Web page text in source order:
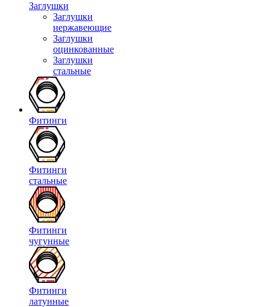
Заглушки
Заглушки
нержавеющие
Заглушки
оцинкованные
Заглушки
стальные
Фитинги
Фитинги
стальные
Фитинги
чугунные
Фитинги
латунные